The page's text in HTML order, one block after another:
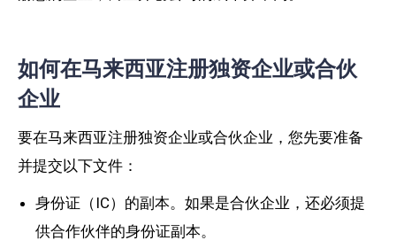
如何在马来西亚注册独资企业或合伙
企业
要在马来西亚注册独资企业或合伙企业，您先要准备
并提交以下文件：
身份证（IC）的副本。如果是合伙企业，还必须提
供合作伙伴的身份证副本。